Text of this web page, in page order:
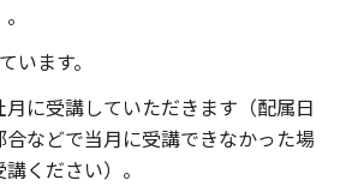
います。
に受講していただきます（配属日
などで当月に受講できなかった場
ください）。